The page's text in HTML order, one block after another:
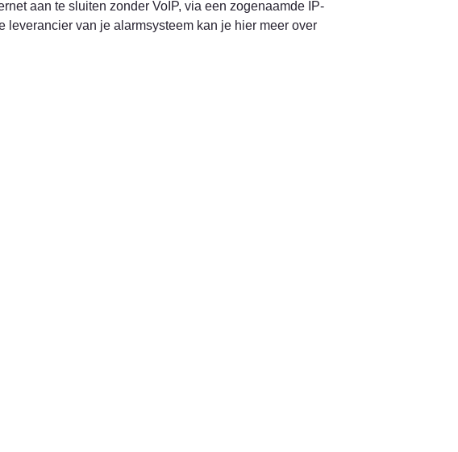
aan te sluiten zonder VoIP, via een zogenaamde IP-
van je alarmsysteem kan je hier meer over